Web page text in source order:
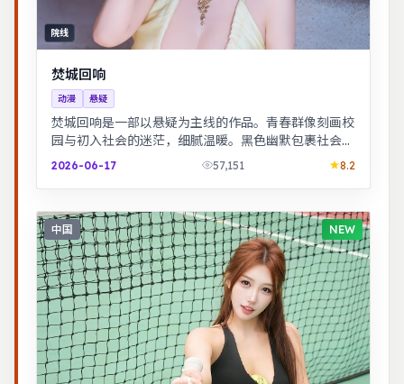
院线
焚城回响
动漫 悬疑
焚城回响是一部以悬疑为主线的作品。青春群像刻画校
园与初入社会的迷茫，细腻温暖。黑色幽默包裹社会寓
言，荒诞中见真实。
2026-06-17 57,151 8.2
中国 NEW